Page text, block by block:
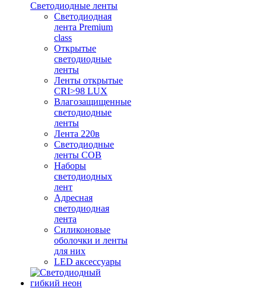
Светодиодные ленты
Светодиодная
лента Premium
class
Открытые
светодиодные
ленты
Ленты открытые
CRI>98 LUX
Влагозащищенные
светодиодные
ленты
Лента 220в
Светодиодные
ленты COB
Наборы
светодиодных
лент
Адресная
светодиодная
лента
Силиконовые
оболочки и ленты
для них
LED аксессуары